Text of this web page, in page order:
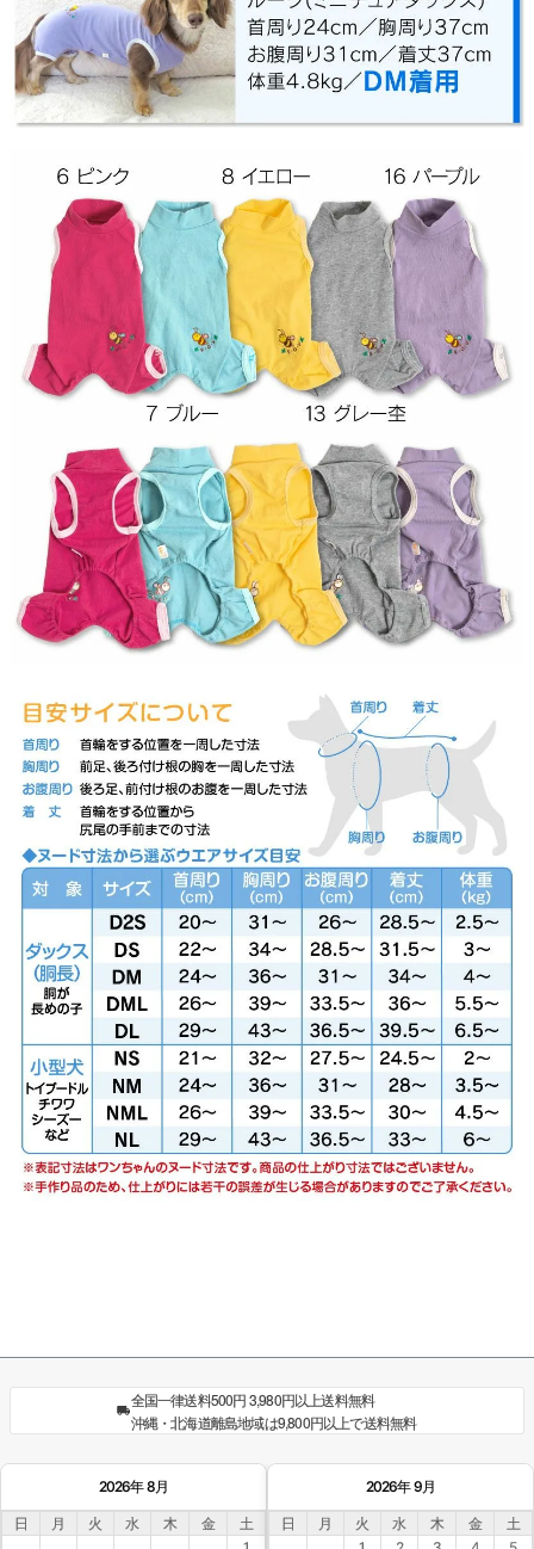
全国一律送料500円 3,980円以上送料無料
沖縄・北海道離島地域は9,800円以上で送料無料
2026年 8月
日 月 火 水 木 金
土
2026年 9月
日 月 火 水 木 金
土